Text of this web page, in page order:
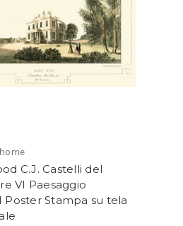
C.J. Castelli del
VI Paesaggio
Poster Stampa su tela